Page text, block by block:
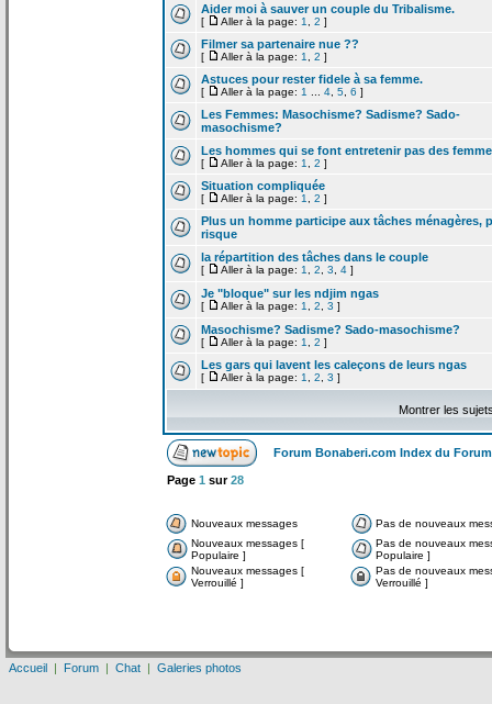
Aider moi à sauver un couple du Tribalisme.
[ Aller à la page: 1 2 ]
Filmer sa partenaire nue ??
[ Aller à la page: 1 2 ]
Astuces pour rester fidele à sa femme.
[ Aller à la page: 1 4 5 6 ]
Les Femmes: Masochisme? Sadisme? Sado-
masochisme?
Les hommes qui se font entretenir pas des
[ Aller à la page: 1 2 ]
Situation compliquée
[ Aller à la page: 1 2 ]
Plus un homme participe aux tâches ménagères,
risque
la répartition des tâches dans le couple
[ Aller à la page: 1 2 3 4 ]
Je "bloque" sur les ndjim ngas
[ Aller à la page: 1 2 3 ]
Masochisme? Sadisme? Sado-masochisme?
[ Aller à la page: 1 2 ]
Les gars qui lavent les caleçons de leurs ngas
[ Aller à la page: 1 2 3 ]
Montrer les
Forum Bonaberi.com Index du Forum
Page 1 sur28
Nouveaux messages
Pas de nouveaux
Nouveaux messages [
Populaire ]
Pas de nouveaux
Populaire ]
Nouveaux messages [
Verrouillé ]
Pas de nouveaux
Verrouillé ]
Accueil | Forum | Chat | Galeries photos